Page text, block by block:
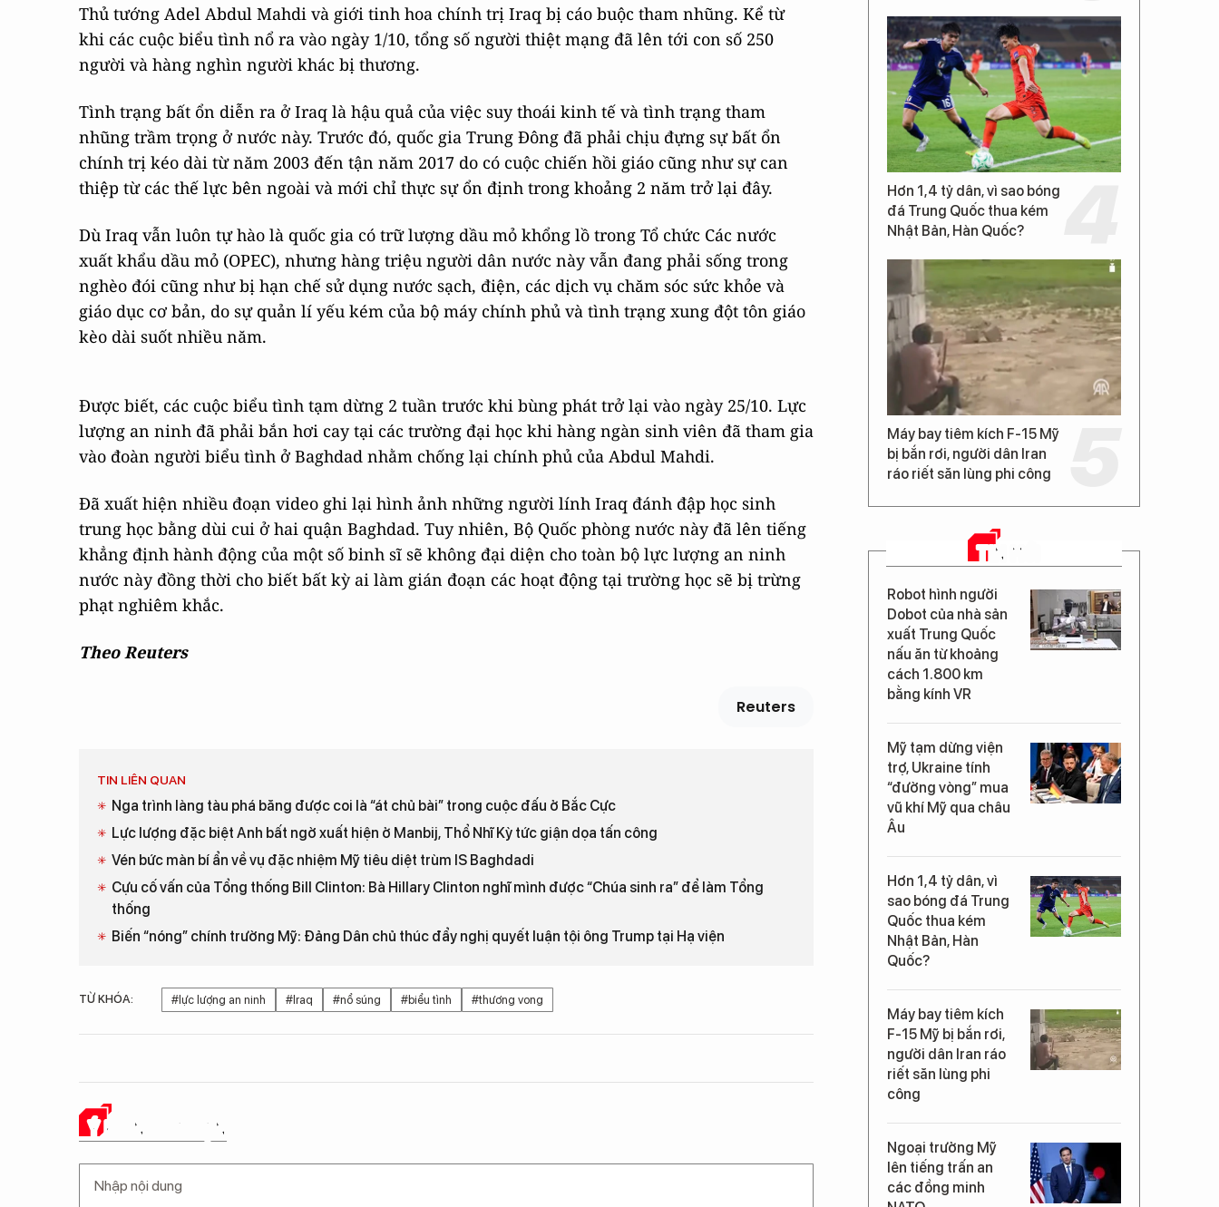
Thủ tướng Adel Abdul Mahdi và giới tinh hoa chính trị Iraq bị cáo buộc tham nhũng. Kể từ
khi các cuộc biểu tình nổ ra vào ngày 1/10, tổng số người thiệt mạng đã lên tới con số 250
người và hàng nghìn người khác bị thương.
Tình trạng bất ổn diễn ra ở Iraq là hậu quả của việc suy thoái kinh tế và tình trạng tham
nhũng trầm trọng ở nước này. Trước đó, quốc gia Trung Đông đã phải chịu đựng sự bất ổn
chính trị kéo dài từ năm 2003 đến tận năm 2017 do có cuộc chiến hồi giáo cũng như sự can
thiệp từ các thế lực bên ngoài và mới chỉ thực sự ổn định trong khoảng 2 năm trở lại đây.
Dù Iraq vẫn luôn tự hào là quốc gia có trữ lượng dầu mỏ khổng lồ trong Tổ chức Các nước
xuất khẩu dầu mỏ (OPEC), nhưng hàng triệu người dân nước này vẫn đang phải sống trong
nghèo đói cũng như bị hạn chế sử dụng nước sạch, điện, các dịch vụ chăm sóc sức khỏe và
giáo dục cơ bản, do sự quản lí yếu kém của bộ máy chính phủ và tình trạng xung đột tôn giáo
kèo dài suốt nhiều năm.
Được biết, các cuộc biểu tình tạm dừng 2 tuần trước khi bùng phát trở lại vào ngày 25/10. Lực
lượng an ninh đã phải bắn hơi cay tại các trường đại học khi hàng ngàn sinh viên đã tham gia
vào đoàn người biểu tình ở Baghdad nhằm chống lại chính phủ của Abdul Mahdi.
Đã xuất hiện nhiều đoạn video ghi lại hình ảnh những người lính Iraq đánh đập học sinh
trung học bằng dùi cui ở hai quận Baghdad. Tuy nhiên, Bộ Quốc phòng nước này đã lên tiếng
khẳng định hành động của một số binh sĩ sẽ không đại diện cho toàn bộ lực lượng an ninh
nước này đồng thời cho biết bất kỳ ai làm gián đoạn các hoạt động tại trường học sẽ bị trừng
phạt nghiêm khắc.
Theo Reuters
Reuters
TIN LIÊN QUAN
Nga trình làng tàu phá băng được coi là “át chủ bài” trong cuộc đấu ở Bắc Cực
Lực lượng đặc biệt Anh bất ngờ xuất hiện ở Manbij, Thổ Nhĩ Kỳ tức giận dọa tấn công
Vén bức màn bí ẩn về vụ đặc nhiệm Mỹ tiêu diệt trùm IS Baghdadi
Cựu cố vấn của Tổng thống Bill Clinton: Bà Hillary Clinton nghĩ mình được “Chúa sinh ra” để làm Tổng
thống
Biến “nóng” chính trường Mỹ: Đảng Dân chủ thúc đẩy nghị quyết luận tội ông Trump tại Hạ viện
TỪ KHÓA: #lực lượng an ninh #Iraq #nổ súng #biểu tình #thương vong
Ý KIẾN CỦA BẠN
Hơn 1,4 tỷ dân, vì sao bóng
đá Trung Quốc thua kém
Nhật Bản, Hàn Quốc?
Máy bay tiêm kích F-15 Mỹ
bị bắn rơi, người dân Iran
ráo riết săn lùng phi công
TIN MỚI
Robot hình người
Dobot của nhà sản
xuất Trung Quốc
nấu ăn từ khoảng
cách 1.800 km
bằng kính VR
Mỹ tạm dừng viện
trợ, Ukraine tính
“đường vòng” mua
vũ khí Mỹ qua châu
Âu
Hơn 1,4 tỷ dân, vì
sao bóng đá Trung
Quốc thua kém
Nhật Bản, Hàn
Quốc?
Máy bay tiêm kích
F-15 Mỹ bị bắn rơi,
người dân Iran ráo
riết săn lùng phi
công
Ngoại trưởng Mỹ
lên tiếng trấn an
các đồng minh